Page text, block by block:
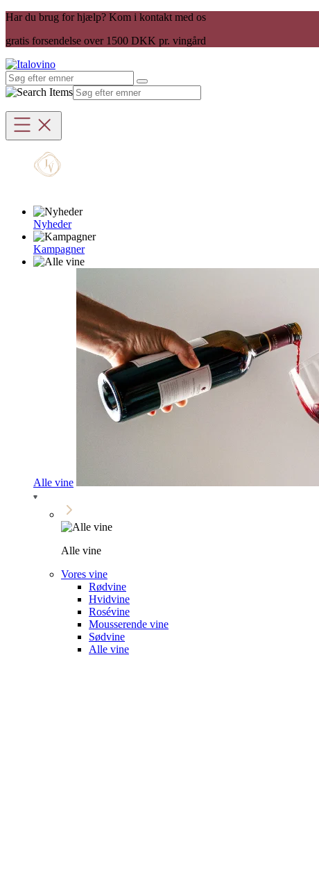
Har du brug for hjælp? Kom i kontakt med os
gratis forsendelse over 1500 DKK pr. vingård
Nyheder
Kampagner
Alle vine
Alle vine
Vores vine
Rødvine
Hvidvine
Rosévine
Mousserende vine
Sødvine
Alle vine